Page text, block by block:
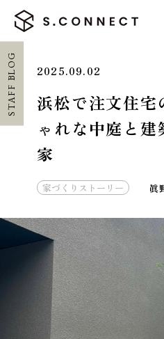
HOME
CONCEPT
エスコネについて
CASE
施工実績
家づくり勉強会
STAFF BLOG 2025.09.02
浜松で注文住宅
ゃれな中庭と
家
家づくりストーリー 眞